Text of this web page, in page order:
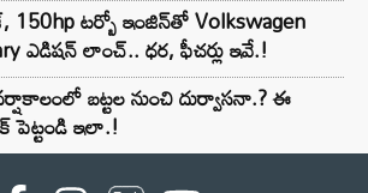
150hp టర్బో ఇంజిన్‌తో Volkswagen
ఎడిషన్ లాంచ్.. ధర, ఫీచర్లు ఇవే.!
బట్టల నుంచి దుర్వాసనా.? ఈ
పెట్టండి ఇలా.!